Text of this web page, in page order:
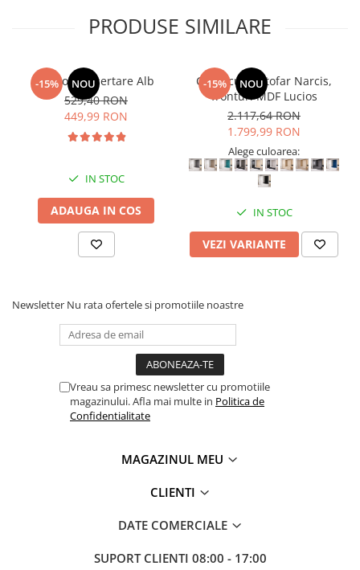
PRODUSE SIMILARE
-15% NOU
Comoda 4 sertare Alb
529,40 RON
449,99 RON
IN STOC
ADAUGA IN COS
-15% NOU
Cuier cu pantofar Narcis,
fronturi MDF Lucios
2.117,64 RON
1.799,99 RON
Alege culoarea:
IN STOC
VEZI VARIANTE
Newsletter Nu rata ofertele si promotiile noastre
Vreau sa primesc newsletter cu promotiile
magazinului. Afla mai multe in Politica de
Confidentialitate
MAGAZINUL MEU
CLIENTI
DATE COMERCIALE
SUPORT CLIENTI 08:00 - 17:00